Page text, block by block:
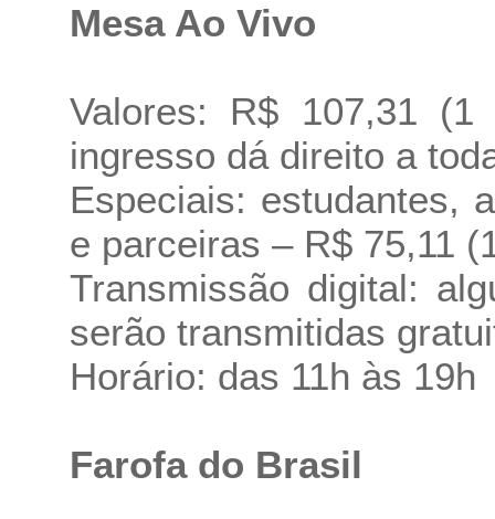
Mesa Ao Vivo
Valores: R$ 107,31
ingresso dá direito a
Especiais: estudantes,
e parceiras – R$ 75,11
Transmissão digital:
serão transmitidas
Horário: das 11h às 19h
Farofa do Brasil